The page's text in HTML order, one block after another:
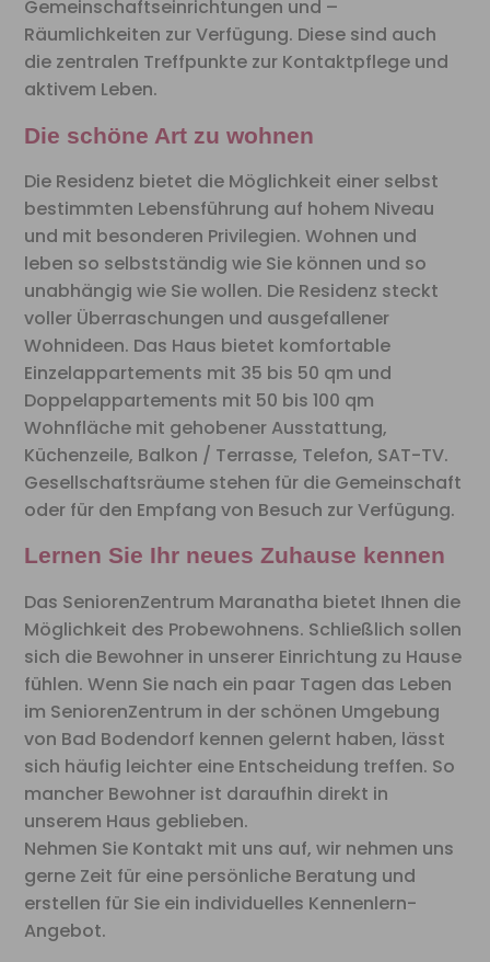
Gemeinschaftseinrichtungen und –
Räumlichkeiten zur Verfügung. Diese sind auch
die zentralen Treffpunkte zur Kontaktpflege und
aktivem Leben.
Die schöne Art zu wohnen
Die Residenz bietet die Möglichkeit einer selbst
bestimmten Lebensführung auf hohem Niveau
und mit besonderen Privilegien. Wohnen und
leben so selbstständig wie Sie können und so
unabhängig wie Sie wollen. Die Residenz steckt
voller Überraschungen und ausgefallener
Wohnideen. Das Haus bietet komfortable
Einzelappartements mit 35 bis 50 qm und
Doppelappartements mit 50 bis 100 qm
Wohnfläche mit gehobener Ausstattung,
Küchenzeile, Balkon / Terrasse, Telefon, SAT-TV.
Gesellschaftsräume stehen für die Gemeinschaft
oder für den Empfang von Besuch zur Verfügung.
Lernen Sie Ihr neues Zuhause kennen
Das SeniorenZentrum Maranatha bietet Ihnen die
Möglichkeit des Probewohnens. Schließlich sollen
sich die Bewohner in unserer Einrichtung zu Hause
fühlen. Wenn Sie nach ein paar Tagen das Leben
im SeniorenZentrum in der schönen Umgebung
von Bad Bodendorf kennen gelernt haben, lässt
sich häufig leichter eine Entscheidung treffen. So
mancher Bewohner ist daraufhin direkt in
unserem Haus geblieben.
Nehmen Sie Kontakt mit uns auf, wir nehmen uns
gerne Zeit für eine persönliche Beratung und
erstellen für Sie ein individuelles Kennenlern-
Angebot.